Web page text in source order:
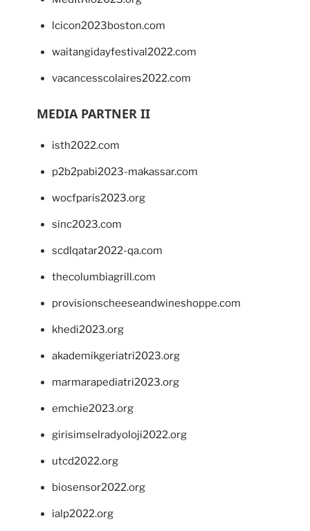
lcicon2023boston.com
waitangidayfestival2022.com
vacancesscolaires2022.com
MEDIA PARTNER II
isth2022.com
p2b2pabi2023-makassar.com
wocfparis2023.org
sinc2023.com
scdlqatar2022-qa.com
thecolumbiagrill.com
provisionscheeseandwineshoppe.com
khedi2023.org
akademikgeriatri2023.org
marmarapediatri2023.org
emchie2023.org
girisimselradyoloji2022.org
utcd2022.org
biosensor2022.org
ialp2022.org